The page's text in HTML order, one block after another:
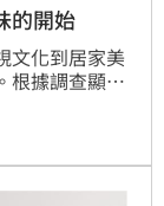
的開始
文化到居家美
根據調查顯
間、穿搭選
中不可忽視的